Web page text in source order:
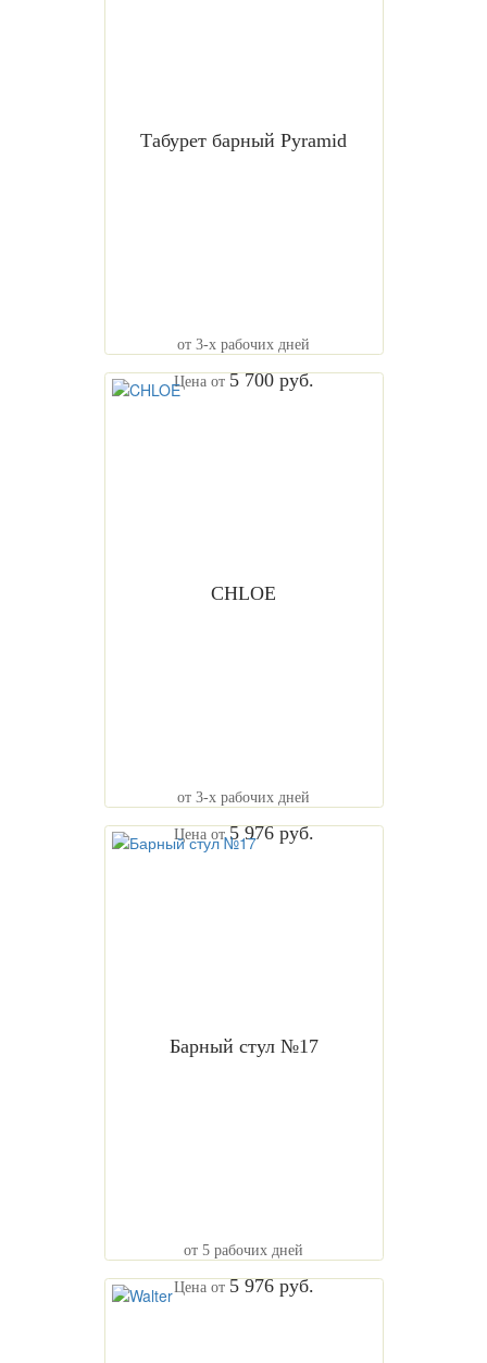
Табурет барный Pyramid
от 3-х рабочих дней
Цена от 5 700 руб.
CHLOE
от 3-х рабочих дней
Цена от5 976 руб.
Барный стул №17
от 5 рабочих дней
Цена от 5 976 руб.